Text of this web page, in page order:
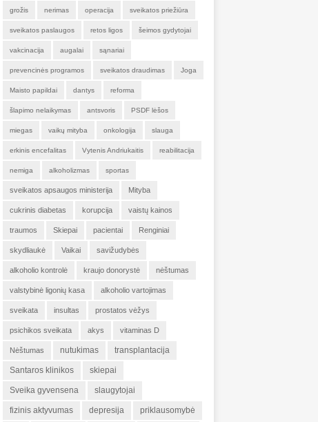
grožis nerimas operacija sveikatos priežiūra
sveikatos paslaugos retos ligos šeimos gydytojai
vakcinacija augalai sąnariai
prevencinės programos sveikatos draudimas Joga
Maisto papildai dantys reforma
šlapimo nelaikymas antsvoris PSDF lėšos
miegas vaikų mityba onkologija slauga
erkinis encefalitas Vytenis Andriukaitis reabilitacija
nemiga alkoholizmas sportas
sveikatos apsaugos ministerija Mityba
cukrinis diabetas korupcija vaistų kainos
traumos Skiepai pacientai Renginiai
skydliaukė Vaikai savižudybės
alkoholio kontrolė kraujo donorystė nėštumas
valstybinė ligonių kasa alkoholio vartojimas
sveikata insultas prostatos vėžys
psichikos sveikata akys vitaminas D
Nėštumas nutukimas transplantacija
Santaros klinikos skiepai
Sveika gyvensena slaugytojai
fizinis aktyvumas depresija priklausomybė